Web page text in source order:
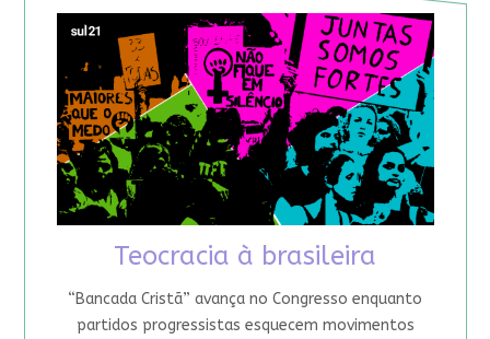
Teocracia à brasileira
“Bancada Cristã” avança no Congresso enquanto
partidos progressistas esquecem movimentos